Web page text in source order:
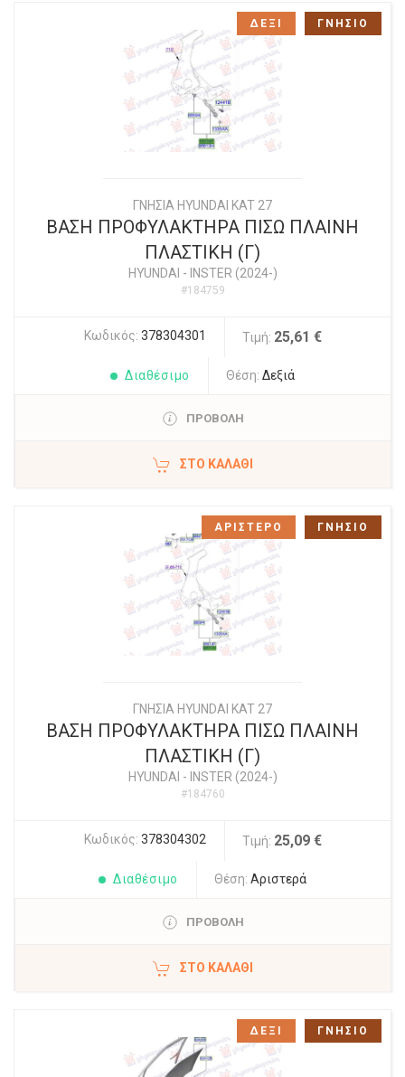
ΓΝΗΣΙΑ HYUNDAI KAT 27
ΒΑΣΗ ΠΡΟΦΥΛΑΚΤΗΡΑ ΠΙΣΩ ΠΛΑΙΝΗ
ΠΛΑΣΤΙΚΗ (Γ)
HYUNDAI - INSTER (2024-)
#184759
Κωδικός: 378304301 Τιμή: 25,61 €
Διαθέσιμο Θέση: Δεξιά
ΠΡΟΒΟΛΗ
ΣΤΟ ΚΑΛΆΘΙ
ΔΕΞΙ ΓΝΗΣΙΟ
ΓΝΗΣΙΑ HYUNDAI KAT 27
ΒΑΣΗ ΠΡΟΦΥΛΑΚΤΗΡΑ ΠΙΣΩ ΠΛΑΙΝΗ
ΠΛΑΣΤΙΚΗ (Γ)
HYUNDAI - INSTER (2024-)
#184760
Κωδικός: 378304302 Τιμή: 25,09 €
Διαθέσιμο Θέση: Αριστερά
ΠΡΟΒΟΛΗ
ΣΤΟ ΚΑΛΆΘΙ
ΑΡΙΣΤΕΡΟ ΓΝΗΣΙΟ
ΔΕΞΙ ΓΝΗΣΙΟ